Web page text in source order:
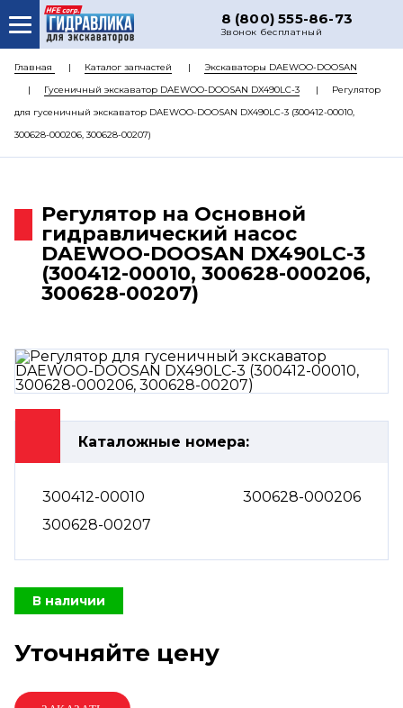
8 (800) 555-86-73
Звонок бесплатный
О НАС
КАТАЛОГ ЗАПЧАСТЕЙ
КОНТАКТЫ
Главная Каталог запчастей
Экскаваторы DAEWOO-DOOSAN
Гусеничный экскаватор DAEWOO-DOOSAN DX490LC-3
Регулятор
для гусеничный экскаватор DAEWOO-DOOSAN DX490LC-3 (300412-00010,
300628-000206, 300628-00207)
Регулятор на Основной
гидравлический насос
DAEWOO-DOOSAN DX490LC-3
(300412-00010, 300628-000206,
300628-00207)
Каталожные номера:
300412-00010
300628-000206
300628-00207
В наличии
Уточняйте цену